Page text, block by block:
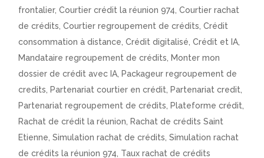
frontalier,Courtier crédit la réunion 974 ,Courtier rachat
de crédits ,Courtier regroupement de crédits ,Crédit
consommation à distance ,Crédit digitalisé ,Crédit et IA
Mandataire regroupement de crédits
Monter mon
dossier de crédit avec IA Packageur regroupement de
credits
Partenariat courtier en crédit Partenariat credit
Partenariat regroupement de crédits
Plateforme crédit
Rachat de crédit la réunion
Rachat de crédits Saint
Etienne ,Simulation rachat de crédits ,Simulation rachat
de crédits la réunion 974 Taux rachat de crédits